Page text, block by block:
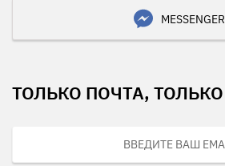
MESSENGER
ТОЛЬКО ПОЧТА,